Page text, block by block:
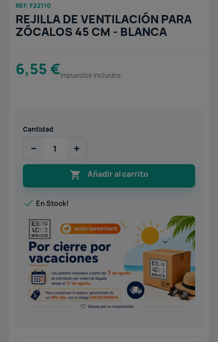
REF. F22110
REJILLA DE VENTILACIÓN PARA
ZÓCALOS 45 CM - BLANCA
6,55 €Impuestos incluidos
Cantidad
− +
 Añadir al carrito
 En Stock!